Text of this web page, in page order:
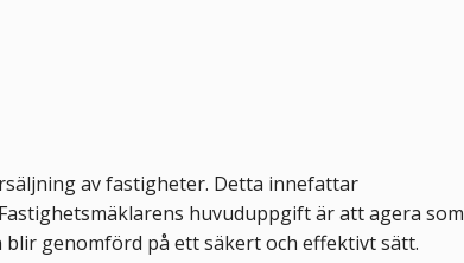
av fastigheter. Detta innefattar
huvuduppgift är att agera som
genomförd på ett säkert och effektivt sätt.